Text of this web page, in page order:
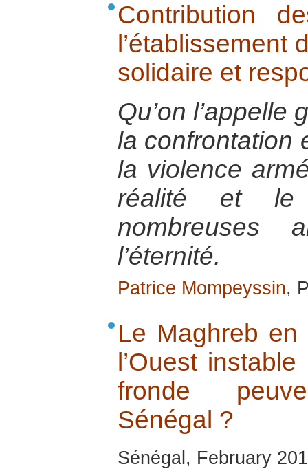
Contribution
l’établissement
solidaire et
Qu’on l’appelle
la confrontation
la violence
réalité et le
nombreuses
l’éternité.
Patrice Mompeyssin,
Le Maghreb en
l’Ouest
fronde
Sénégal ?
Sénégal, February